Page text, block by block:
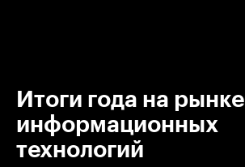
Итоги года на рынке
информационных
технологий